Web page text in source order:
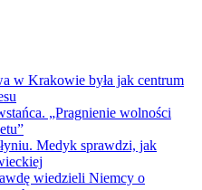
w Krakowie była jak centrum
„Pragnienie wolności
Medyk sprawdzi, jak
wiedzieli Niemcy o